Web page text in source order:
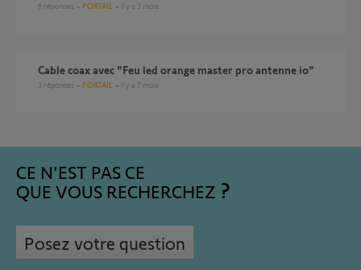
6 réponses PORTAIL il y a 3 mois
Cable coax avec "Feu led orange master pro antenne io"
3 réponses PORTAIL il y a 7 mois
CE N'EST PAS CE
QUE VOUS RECHERCHEZ
Posez votre question